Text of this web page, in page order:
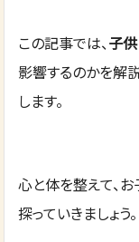
この記事では、子供
影響するのかを解
します。
心と体を整えて、
探っていきましょう。